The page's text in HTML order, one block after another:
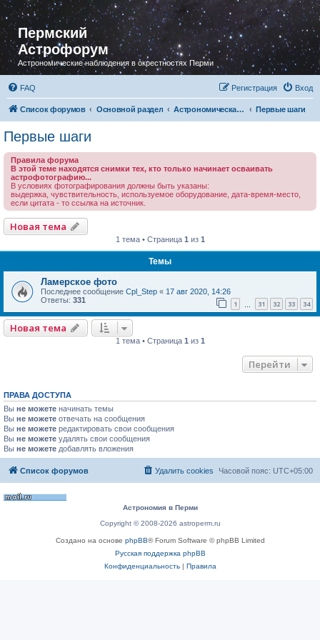
Пермский
Астрофорум
Астрономические наблюдения в окрестностях Перми
FAQ Вход
Регистрация
Список форумов Основной раздел Астрономическая фотография Первые шаги
Первые шаги
Правила форума
В этой теме находятся снимки тех, кто только начинает осваивать
астрофотографию...
В условиях фотографирования должны быть указаны:
выдержка, чувствительность, используемое оборудование, дата-время-место,
если цитата - то ссылка на источник.
Новая тема
1 тема • Страница 1 из 1
Темы
Ламерское фото
Последнее сообщение Cpl_Step « 17 авг 2020, 14:26
Ответы: 331 1 31 32 33 34
Новая тема
1 тема • Страница 1 из 1
Перейти
ПРАВА ДОСТУПА
Вы не можете начинать темы
Вы не можете отвечать на сообщения
Вы не можете редактировать свои сообщения
Вы не можете удалять свои сообщения
Вы не можете добавлять вложения
Список форумов Часовой пояс: UTC+05:00
Удалить cookies
Астрономия в Перми
Copyright © 2008-2026 astroperm.ru
Создано на основе phpBB® Forum Software © phpBB Limited
Русская поддержка phpBB
Конфиденциальность| Правила